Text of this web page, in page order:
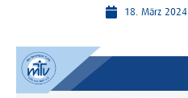
18. März 2024